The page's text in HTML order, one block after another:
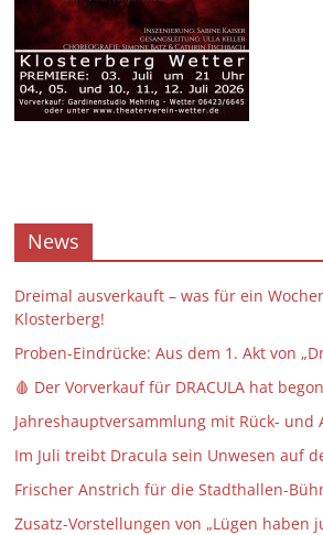
News
Dreimal ausverkauft – was für ein
Klosterberg!
Proben-Eindrücke: Aus dem 1. Akt von
🩸 Der Vorverkauf für DRACULA hat
Jahreshauptversammlung mit Rück- und
Im Juli treibt Dracula sein Unwesen auf
Frischer Anstrich für die Stadthallen-
Zusatz-Vorstellungen von „Lügen haben